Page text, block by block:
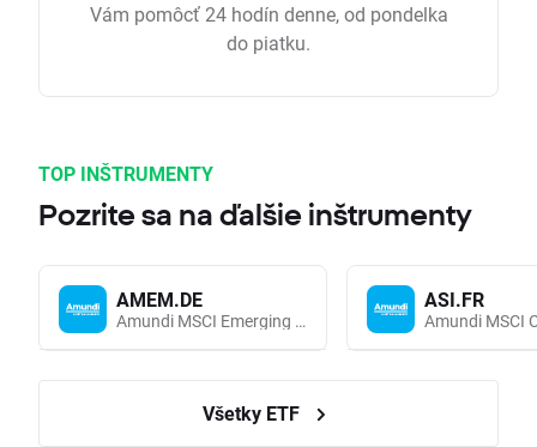
Vám pomôcť 24 hodín denne, od pondelka
do piatku.
TOP INŠTRUMENTY
Pozrite sa na ďalšie inštrumenty
AMEM.DE
Amundi MSCI Emerging Markets UCITS (Acc EUR)
ASI.FR
Všetky ETF